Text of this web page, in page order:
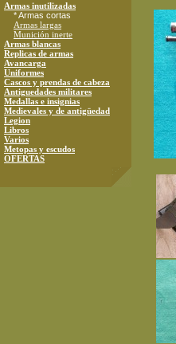
Armas inutilizadas
* Armas cortas
Armas largas
Munición inerte
Armas blancas
Replicas de armas
Avancarga
Uniformes
Cascos y prendas de cabeza
Antiguedades militares
Medallas e insignias
Medievales y de antigüedad
Legion
Libros
Varios
Metopas y escudos
OFERTAS